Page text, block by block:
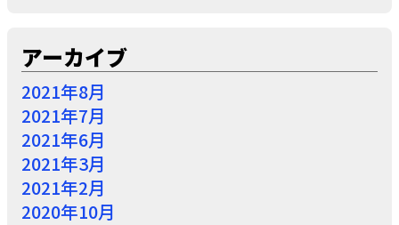
アーカイブ
2021年8月
2021年7月
2021年6月
2021年3月
2021年2月
2020年10月